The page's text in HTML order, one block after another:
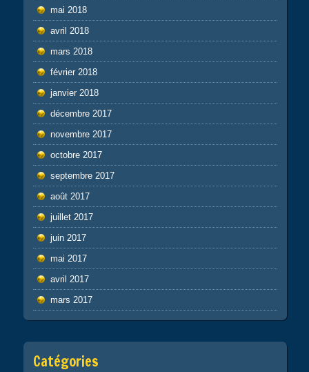
mai 2018
avril 2018
mars 2018
février 2018
janvier 2018
décembre 2017
novembre 2017
octobre 2017
septembre 2017
août 2017
juillet 2017
juin 2017
mai 2017
avril 2017
mars 2017
Catégories